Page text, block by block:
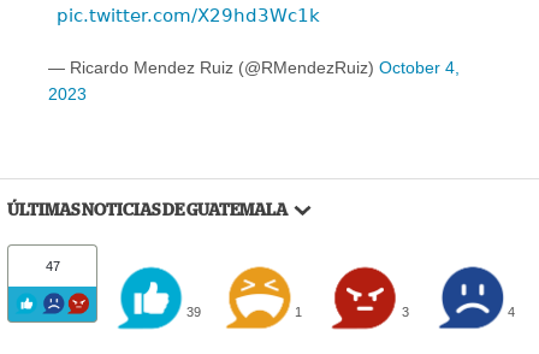
pic.twitter.com/X29hd3Wc1k
— Ricardo Mendez Ruiz (@RMendezRuiz) October 4,
2023
ÚLTIMAS NOTICIAS DE GUATEMALA
47
39 1 3 4